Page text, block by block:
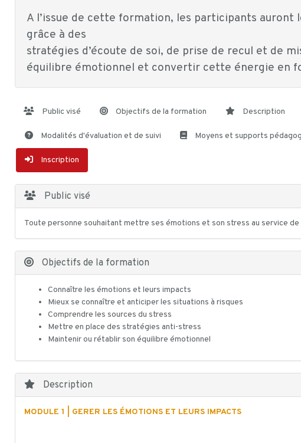
A l’issue de cette formation, les participants auront
grâce à des
stratégies d’écoute de soi, de prise de recul et de
équilibre émotionnel et convertir cette énergie en
Public visé Objectifs de la formation Description
Modalités d'évaluation et de suivi Moyens et supports
Inscription
Public visé
Toute personne souhaitant mettre ses émotions et son stress au service
Objectifs de la formation
Connaître les émotions et leurs impacts
Mieux se connaître et anticiper les situations à risques
Comprendre les sources du stress
Mettre en place des stratégies anti-stress
Maintenir ou rétablir son équilibre émotionnel
Description
MODULE 1 | GERER LES ÉMOTIONS ET LEURS IMPACTS